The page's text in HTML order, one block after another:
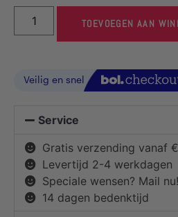
TOEVOEGEN AAN
Service
Gratis verzending vanaf
Levertijd 2-4 werkdagen
Speciale wensen? Mail nu!
14 dagen bedenktijd